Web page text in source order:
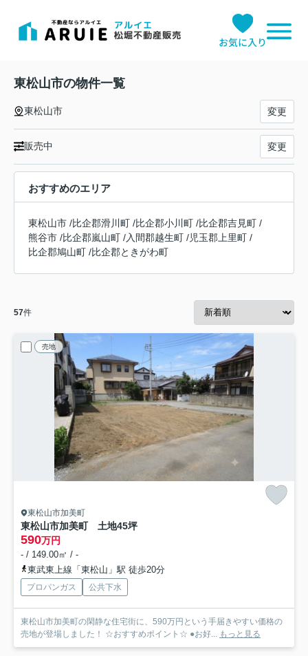
お気に入り
東松山市の物件一覧
東松山市 変更
販売中 変更
おすすめのエリア
東松山市 /比企郡滑川町 /比企郡小川町 /比企郡吉見町 /
熊谷市 /比企郡嵐山町 /入間郡越生町 /児玉郡上里町 /
比企郡鳩山町 /比企郡ときがわ町
57件
売地
東松山市加美町
東松山市加美町 土地45坪
590万円
- / 149.00㎡ / -
東武東上線「東松山」駅 徒歩20分
プロパンガス 公共下水
東松山市加美町の閑静な住宅街に、590万円という手届きやすい価格の
売地が登場しました！ ☆おすすめポイント☆ ●お好... もっと見る